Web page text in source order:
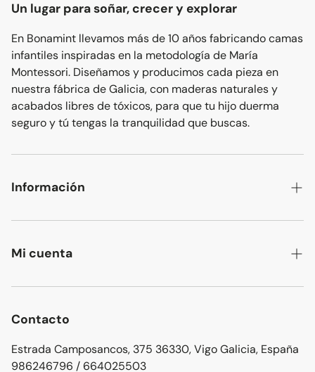
Un lugar para soñar, crecer y explorar
En Bonamint llevamos más de 10 años fabricando camas
infantiles inspiradas en la metodología de María
Montessori. Diseñamos y producimos cada pieza en
nuestra fábrica de Galicia, con maderas naturales y
acabados libres de tóxicos, para que tu hijo duerma
seguro y tú tengas la tranquilidad que buscas.
Información
Contacto
Sobre nosotros
Condiciones de venta
Mi cuenta
Mi cuenta
Mis pedidos
Ajustes de cuenta
Contacto
Estrada Camposancos, 375 36330, Vigo Galicia, España
986246796 / 664025503